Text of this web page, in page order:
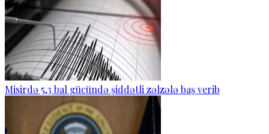
Misirdə 5,3 bal gücündə şiddətli zəlzələ baş verib